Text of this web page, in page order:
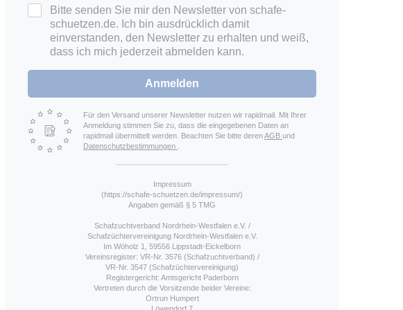
Bitte senden Sie mir den Newsletter von schafe-
schuetzen.de. Ich bin ausdrücklich damit
einverstanden, den Newsletter zu erhalten und weiß,
dass ich mich jederzeit abmelden kann.
Anmelden
Für den Versand unserer Newsletter nutzen wir rapidmail. Mit Ihrer
Anmeldung stimmen Sie zu, dass die eingegebenen Daten an
rapidmail übermittelt werden. Beachten Sie bitte derenAGB und
Datenschutzbestimmungen
Impressum
(https://schafe-schuetzen.de/impressum/)
Angaben gemäß § 5 TMG
Schafzuchtverband Nordrhein-Westfalen e.V. /
Schafzüchtervereinigung Nordrhein-Westfalen e.V.
Im Wöholz 1, 59556 Lippstadt-Eickelborn
Vereinsregister: VR-Nr. 3576 (Schafzuchtverband) /
VR-Nr. 3547 (Schafzüchtervereinigung)
Registergericht: Amtsgericht Paderborn
Vertreten durch die Vorsitzende beider Vereine:
Ortrun Humpert